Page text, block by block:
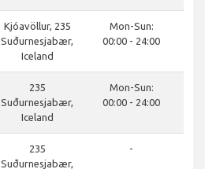
Kjóavöllur, 235
Suðurnesjabær,
Iceland
Mon-Sun:
00:00 - 24:00
235
Suðurnesjabær,
Iceland
Mon-Sun:
00:00 - 24:00
235
Suðurnesjabær,
-